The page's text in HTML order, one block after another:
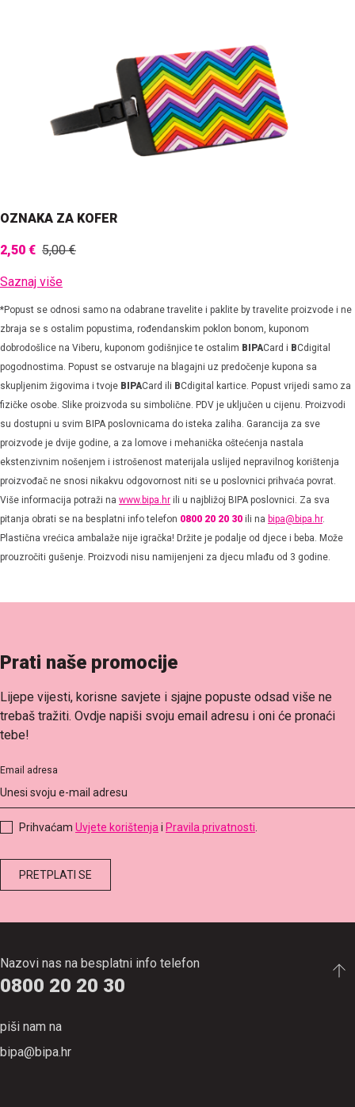
OZNAKA ZA KOFER
2,50 € 5,00 €
Saznaj više
*Popust se odnosi samo na odabrane travelite i paklite by travelite proizvode i ne
zbraja se s ostalim popustima, rođendanskim poklon bonom, kuponom
dobrodošlice na Viberu, kuponom godišnjice te ostalim BIPACard i BCdigital
pogodnostima. Popust se ostvaruje na blagajni uz predočenje kupona sa
skupljenim žigovima i tvoje BIPACard ili BCdigital kartice. Popust vrijedi samo za
fizičke osobe. Slike proizvoda su simbolične. PDV je uključen u cijenu. Proizvodi
su dostupni u svim BIPA poslovnicama do isteka zaliha. Garancija za sve
proizvode je dvije godine, a za lomove i mehanička oštećenja nastala
ekstenzivnim nošenjem i istrošenost materijala uslijed nepravilnog korištenja
proizvođač ne snosi nikakvu odgovornost niti se u poslovnici prihvaća povrat.
Više informacija potraži na www.bipa.hr ili u najbližoj BIPA poslovnici. Za sva
pitanja obrati se na besplatni info telefon 0800 20 20 30 ili na bipa@bipa.hr.
Plastična vrećica ambalaže nije igračka! Držite je podalje od djece i beba. Može
prouzročiti gušenje. Proizvodi nisu namijenjeni za djecu mlađu od 3 godine.
Nazovi nas na besplatni info telefon
0800 20 20 30
piši nam na
bipa@bipa.hr
Prati naše promocije
Lijepe vijesti, korisne savjete i sjajne popuste odsad više ne
trebaš tražiti. Ovdje napiši svoju email adresu i oni će pronaći
tebe!
Email adresa
Prihvaćam Uvjete korištenjai Pravila privatnosti.